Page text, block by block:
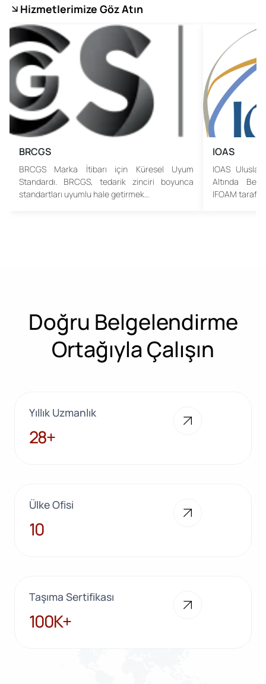
Hizmetlerimize Göz Atın
BRCGS
BRCGS Marka İtibarı için Küresel Uyum
Standardı. BRCGS, tedarik zinciri boyunca
standartları uyumlu hale getirmek…
IOAS
IOAS
Altında
IFOAM
Doğru Belgelendirme
Ortağıyla Çalışın
Yıllık Uzmanlık
28+
28+
Ülke Ofisi
10
10
Taşıma Sertifikası
100K+
100K+